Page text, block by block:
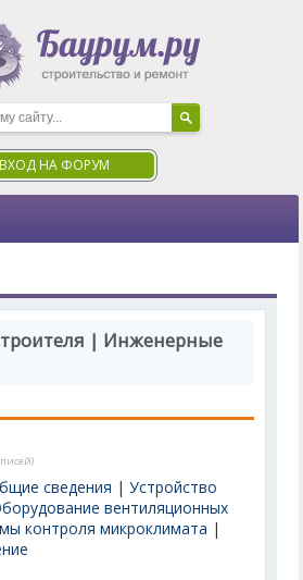
ВХОД НА ФОРУМ
| Инженерные
сведения |Устройство
вентиляционных
контроля микроклимата |